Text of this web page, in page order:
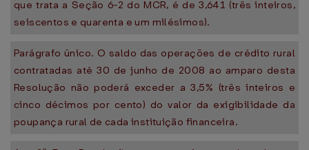
que trata a Seção 6-2 do MCR, é de 3,641 (três inteiros,
seiscentos e quarenta e um milésimos).
Parágrafo único. O saldo das operações de crédito rural
contratadas até 30 de junho de 2008 ao amparo desta
Resolução não poderá exceder a 3,5% (três inteiros e
cinco décimos por cento) do valor da exigibilidade da
poupança rural de cada instituição financeira.